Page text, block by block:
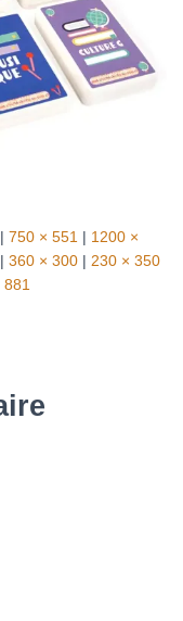
| 750 × 551 | 1200 ×
| 360 × 300 | 230 × 350